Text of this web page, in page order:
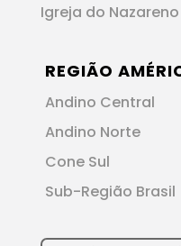
Igreja do
REGIÃO
Andino Central
Andino Norte
Cone Sul
Sub-Região Brasil